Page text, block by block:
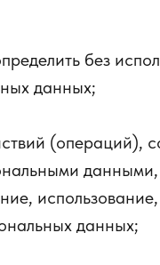
без
данных;
(операций),
данных;